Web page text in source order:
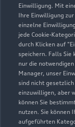
Einwilligung. Mit
Ihre Einwilligung
einzelne
jede Cookie-
durch Klicken auf
speichern. Falls Sie
nur die
Manager, unser
sind nicht
einzuwilligen, aber
können Sie
nutzen. Sie können
aufgeführten
Service
Teile- &